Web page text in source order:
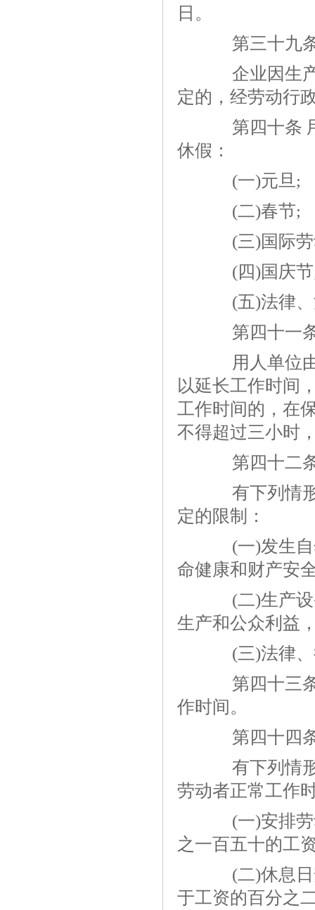
日。
第三十九
企业因生产
定的，经劳动行
第四十条 用
休假：
(一)元旦;
(二)春节;
(三)国际劳
(四)国庆
(五)法律、
第四十一
用人单位由
以延长工作时间
工作时间的，在
不得超过三小时
第四十二
有下列情形
定的限制：
(一)发生自
命健康和财产安
(二)生产设
生产和公众利益
(三)法律、
第四十三条
作时间。
第四十四
有下列情形
劳动者正常工作
(一)安排劳
之一百五十的工
(二)休息日
于工资的百分之